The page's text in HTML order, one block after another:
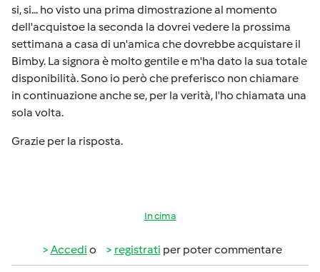
si, si... ho visto una prima dimostrazione al momento
dell'acquistoe la seconda la dovrei vedere la prossima
settimana a casa di un'amica che dovrebbe acquistare il
Bimby. La signora è molto gentile e m'ha dato la sua totale
disponibilità. Sono io però che preferisco non chiamare
in continuazione anche se, per la verità, l'ho chiamata una
sola volta.
Grazie per la risposta.
In cima
Accedi o registrati per poter commentare